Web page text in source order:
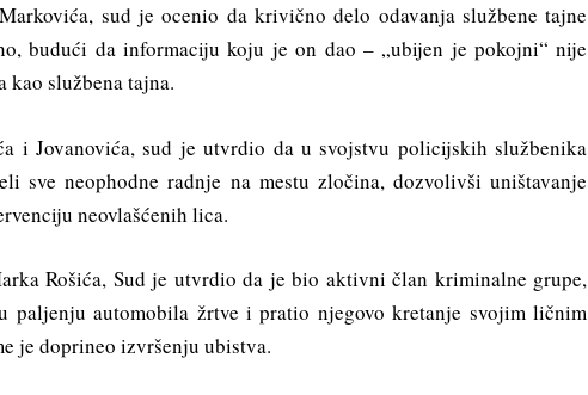
sud je ocenio da krivično delo odavanja službene tajne
budući da informaciju koju je on dao – „ubijen je pokojni“ nije
kao službena tajna.
i Jovanovića, sud je utvrdio da u svojstvu policijskih službenika
sve neophodne radnje na mestu zločina, dozvolivši uništavanje
neovlašćenih lica.
Rošića, Sud je utvrdio da je bio aktivni član kriminalne grupe,
paljenju automobila žrtve i pratio njegovo kretanje svojim ličnim
je doprineo izvršenju ubistva.